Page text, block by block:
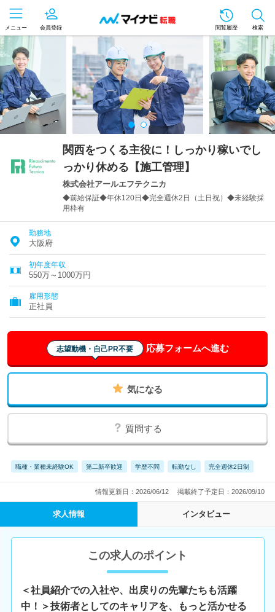
メニュー 会員登録 閲覧履歴 検索
関西をつくる主役に！しっかり稼いでし
っかり休める【施工管理】
株式会社アールエフテクニカ
◆前給保証◆年休120日◆完全週休2日（土日祝）◆未経験採
用枠有
勤務地
大阪府
初年度年収
550万～1000万円
雇用形態
正社員
志望動機・自己PR不要 応募フォームへ進む
気になる
質問する
職種・業種未経験OK 第二新卒歓迎 学歴不問 転勤なし 完全週休2日制
情報更新日：2026/06/12 掲載終了予定日：2026/09/10
求人情報 インタビュー
この求人のポイント
＜社員紹介での入社や、出戻りの先輩たちも活躍
中！＞技術者としてのキャリアを、もっと活かせる